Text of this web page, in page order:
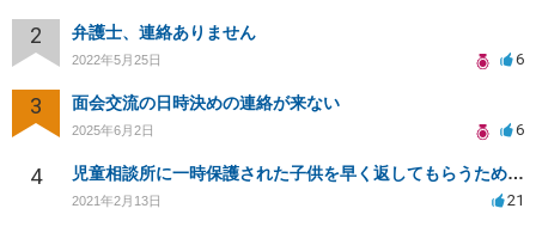
2 弁護士、連絡ありません
2022年5月25日 6
3 面会交流の日時決めの連絡が来ない
2025年6月2日 6
4 児童相談所に一時保護された子供を早く返してもらうために何をしたら良いでしょうか？
2021年2月13日 21